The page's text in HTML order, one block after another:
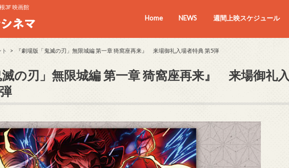
3F 映画館
Home NEWS 週間上映スケジュール
『劇場版「鬼滅の刃」無限城編 第一章 猗窩座再来』 来場御礼入場者特典 第5弾
滅の刃」無限城編 第一章 猗窩座再来』 来場御礼入